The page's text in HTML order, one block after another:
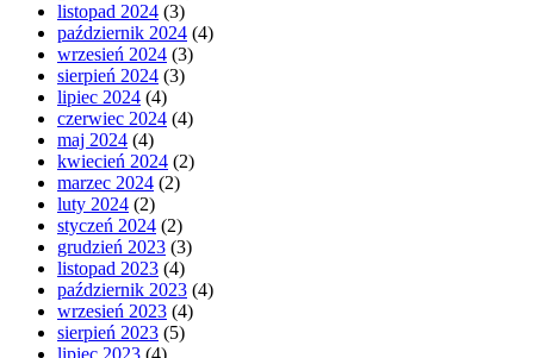
listopad 2024 (3)
październik 2024 (4)
wrzesień 2024 (3)
sierpień 2024 (3)
lipiec 2024 (4)
czerwiec 2024 (4)
maj 2024 (4)
kwiecień 2024 (2)
marzec 2024 (2)
luty 2024 (2)
styczeń 2024 (2)
grudzień 2023 (3)
listopad 2023 (4)
październik 2023 (4)
wrzesień 2023 (4)
sierpień 2023 (5)
lipiec 2023 (4)